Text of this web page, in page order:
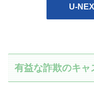
U-
有益な詐欺のキャ